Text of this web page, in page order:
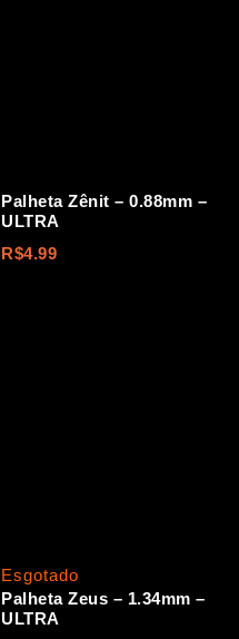
Palheta Zênit – 0.88mm –
ULTRA
R$4.99
Esgotado
Palheta Zeus – 1.34mm –
ULTRA